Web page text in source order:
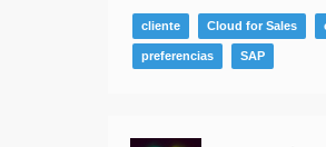
cliente Cloud for Sales
preferencias SAP